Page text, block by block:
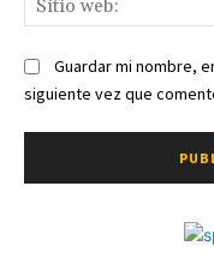
Guardar mi nombre,
siguiente vez que